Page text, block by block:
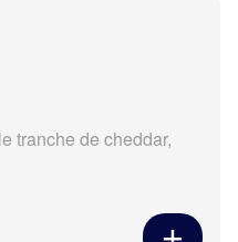
tranche de cheddar,